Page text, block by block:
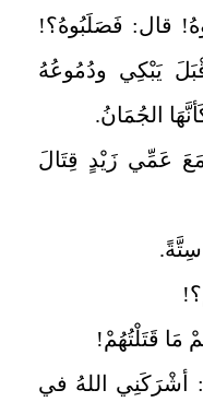
قال: فَصَلَبُوهُ؟!
يَبْكِي ودُمُوعُهُ
الجُمَانُ.
عَمِّي زَيْدٍ قِتَالَ
مَا قَتَلْتُهُمْ!
أشْرَكَنِي اللهُ في